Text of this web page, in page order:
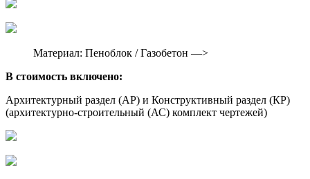
Материал: Пеноблок / Газобетон —>
В стоимость включено:
Архитектурный раздел (АР) и Конструктивный раздел (КР)
(архитектурно-строительный (АС) комплект чертежей)